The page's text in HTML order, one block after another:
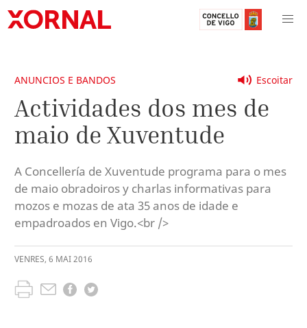
Escoitar
ANUNCIOS E BANDOS
Actividades dos mes de
maio de Xuventude
A Concellería de Xuventude programa para o mes
de maio obradoiros y charlas informativas para
mozos e mozas de ata 35 anos de idade e
empadroados en Vigo.<br />
VENRES, 6 MAI2016